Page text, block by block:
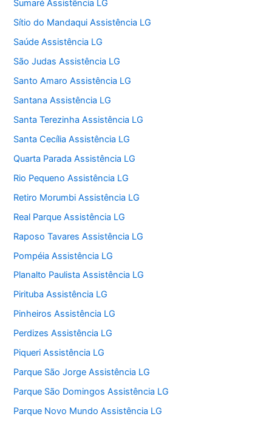
Sumaré Assistência LG
Sítio do Mandaqui Assistência LG
Saúde Assistência LG
São Judas Assistência LG
Santo Amaro Assistência LG
Santana Assistência LG
Santa Terezinha Assistência LG
Santa Cecília Assistência LG
Quarta Parada Assistência LG
Rio Pequeno Assistência LG
Retiro Morumbi Assistência LG
Real Parque Assistência LG
Raposo Tavares Assistência LG
Pompéia Assistência LG
Planalto Paulista Assistência LG
Pirituba Assistência LG
Pinheiros Assistência LG
Perdizes Assistência LG
Piqueri Assistência LG
Parque São Jorge Assistência LG
Parque São Domingos Assistência LG
Parque Novo Mundo Assistência LG